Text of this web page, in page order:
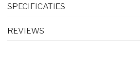
SPECIFICATIES
REVIEWS